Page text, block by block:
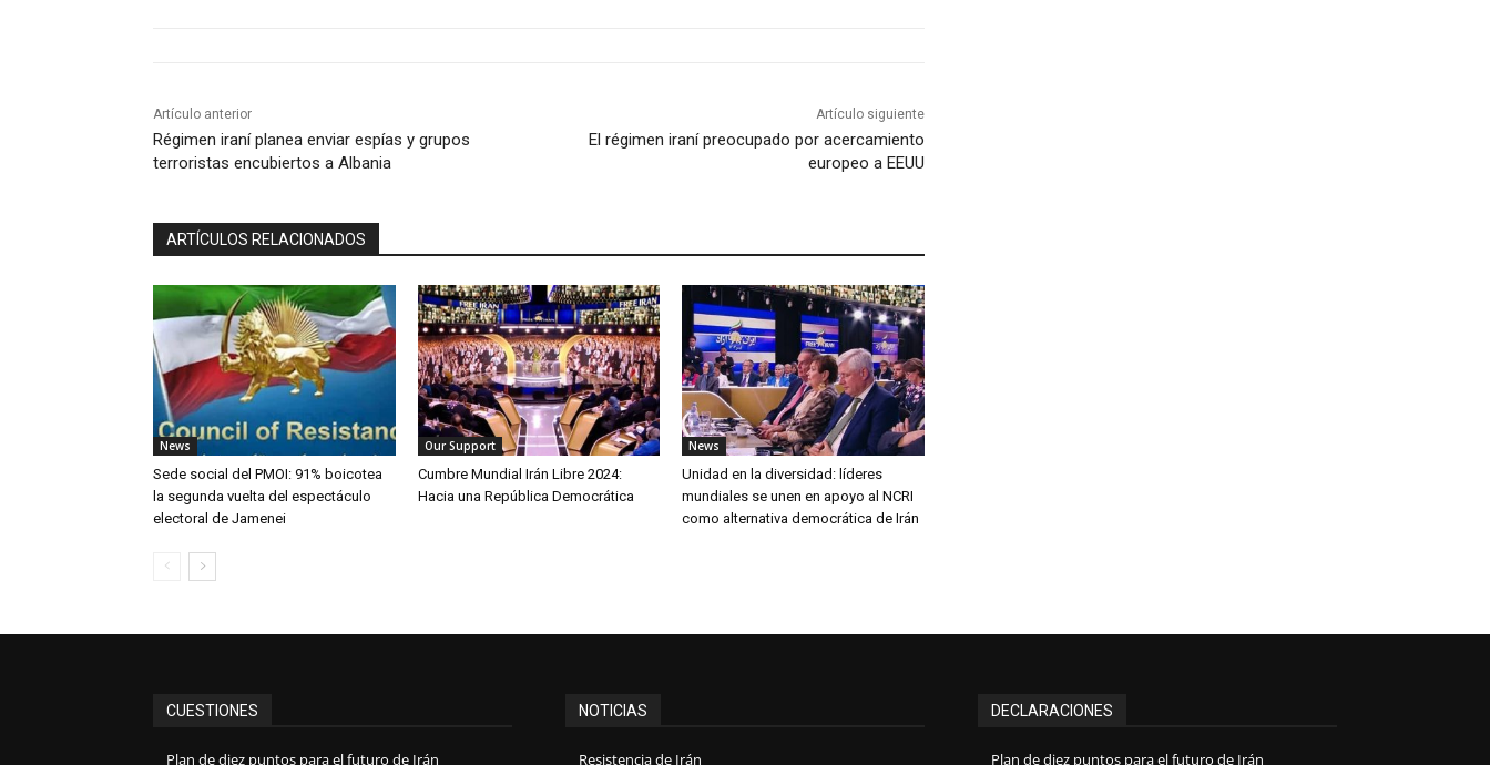
Artículo anterior
Régimen iraní planea enviar espías y grupos
terroristas encubiertos a Albania
Artículo siguiente
El régimen iraní preocupado por acercamiento
europeo a EEUU
ARTÍCULOS RELACIONADOS
News
Sede social del PMOI: 91% boicotea
la segunda vuelta del espectáculo
electoral de Jamenei
Our Support
Cumbre Mundial Irán Libre 2024:
Hacia una República Democrática
News
Unidad en la diversidad: líderes
mundiales se unen en apoyo al NCRI
como alternativa democrática de Irán
CUESTIONES
Plan de diez puntos para el futuro de Irán
NOTICIAS
Resistencia de Irán
DECLARACIONES
Plan de diez puntos para el futuro de Irán